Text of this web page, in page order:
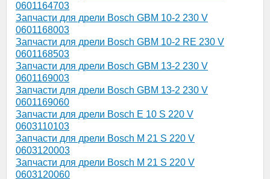
0601164703
Запчасти для дрели Bosch GBM 10-2 230 V
0601168003
Запчасти для дрели Bosch GBM 10-2 RE 230 V
0601168503
Запчасти для дрели Bosch GBM 13-2 230 V
0601169003
Запчасти для дрели Bosch GBM 13-2 230 V
0601169060
Запчасти для дрели Bosch E 10 S 220 V
0603110103
Запчасти для дрели Bosch M 21 S 220 V
0603120003
Запчасти для дрели Bosch M 21 S 220 V
0603120060